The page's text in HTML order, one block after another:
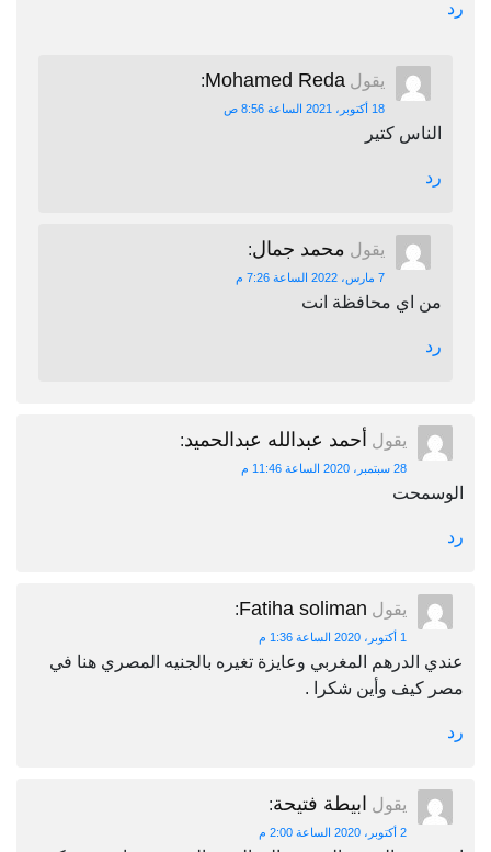
رد
يقول Mohamed Reda
:
18 أكتوبر، 2021 الساعة 8:56 ص
الناس كتير
رد
يقول محمد جمال:
7 مارس، 2022 الساعة 7:26 م
من اي محافظة انت
رد
يقول أحمد عبدالله عبدالحميد:
28 سبتمبر، 2020 الساعة 11:46 م
الوسمحت
رد
يقول Fatiha soliman
:
1 أكتوبر، 2020 الساعة 1:36 م
عندي الدرهم المغربي وعايزة تغيره بالجنيه المصري هنا في
مصر كيف وأين شكرا .
رد
يقول ابيطة فتيحة:
2 أكتوبر، 2020 الساعة 2:00 م